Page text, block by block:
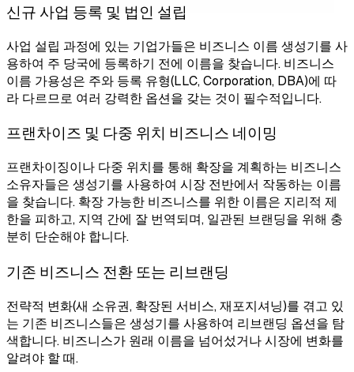
신규 사업 등록 및 법인 설립
사업 설립 과정에 있는 기업가들은 비즈니스 이름 생성기를 사
용하여 주 당국에 등록하기 전에 이름을 찾습니다. 비즈니스
이름 가용성은 주와 등록 유형(LLC, Corporation, DBA)에 따
라 다르므로 여러 강력한 옵션을 갖는 것이 필수적입니다.
프랜차이즈 및 다중 위치 비즈니스 네이밍
프랜차이징이나 다중 위치를 통해 확장을 계획하는 비즈니스
소유자들은 생성기를 사용하여 시장 전반에서 작동하는 이름
을 찾습니다. 확장 가능한 비즈니스를 위한 이름은 지리적 제
한을 피하고, 지역 간에 잘 번역되며, 일관된 브랜딩을 위해 충
분히 단순해야 합니다.
기존 비즈니스 전환 또는 리브랜딩
전략적 변화(새 소유권, 확장된 서비스, 재포지셔닝)를 겪고 있
는 기존 비즈니스들은 생성기를 사용하여 리브랜딩 옵션을 탐
색합니다. 비즈니스가 원래 이름을 넘어섰거나 시장에 변화를
알려야 할 때.